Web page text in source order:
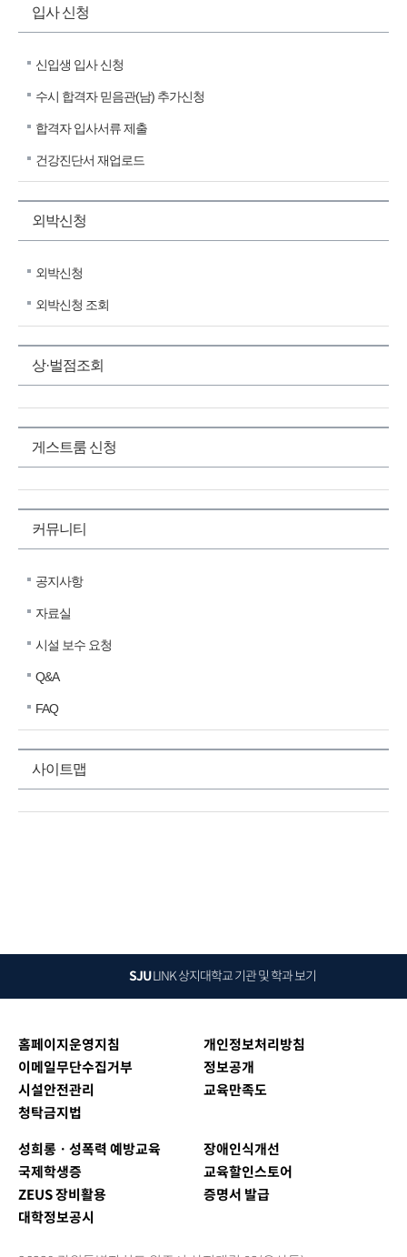
입사 신청
신입생 입사 신청
수시 합격자 믿음관(남) 추가신청
합격자 입사서류 제출
건강진단서 재업로드
외박신청
외박신청
외박신청 조회
상·벌점조회
게스트룸 신청
커뮤니티
공지사항
자료실
시설 보수 요청
Q&A
FAQ
사이트맵
SJULINK상지대학교 기관 및 학과 보기
홈페이지운영지침
개인정보처리방침
이메일무단수집거부
정보공개
시설안전관리
교육만족도
청탁금지법
성희롱ㆍ성폭력 예방교육
장애인식개선
국제학생증
교육할인스토어
ZEUS 장비활용
증명서 발급
대학정보공시